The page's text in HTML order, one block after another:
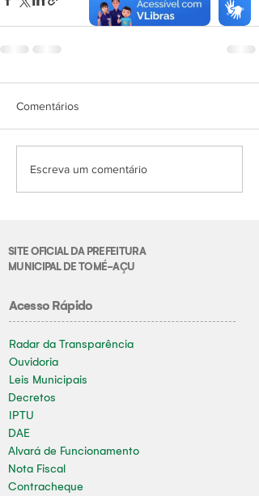
Comentários
Escreva um comentário
SITE OFICIAL DA PREFEITURA
MUNICIPAL DE TOMÉ-AÇU
Acesso Rápido
Radar da Transparência
Ouvidoria
Leis Municipais
Decretos
IPTU
DAE
Alvará de Funcionamento
Nota Fiscal
Contracheque